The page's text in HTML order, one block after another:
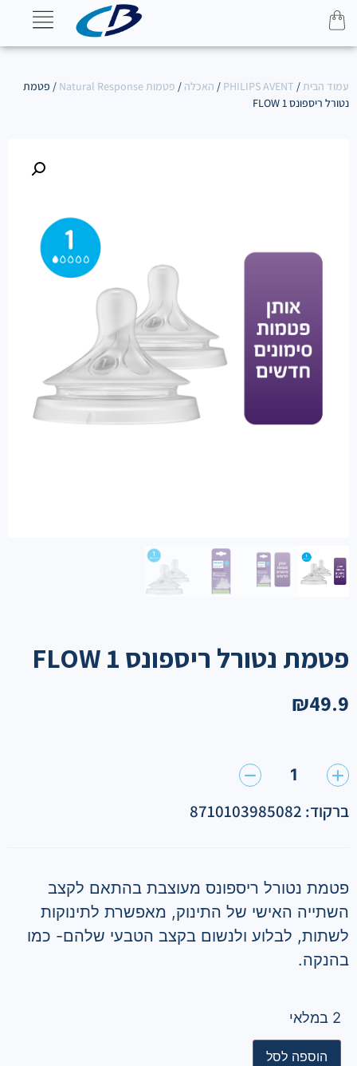
עמוד הבית/
PHILIPS AVENT
/ האכלה / פטמות Natural Response
/ פטמת
נטורל ריספונס FLOW 1
פטמת נטורל ריספונס FLOW 1
₪49.9
1
ברקוד: 8710103985082
פטמת נטורל ריספונס מעוצבת בהתאם לקצב
השתייה האישי של התינוק, מאפשרת לתינוקות
לשתות, לבלוע ולנשום בקצב הטבעי שלהם- כמו
בהנקה.
2 במלאי
הוספה לסל